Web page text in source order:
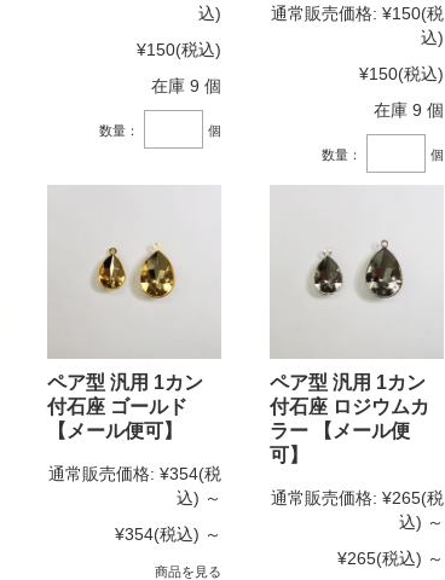
込)
¥150(税込)
在庫 9 個
数量： 個
通常販売価格: ¥150(税
込)
¥150(税込)
在庫 9 個
数量： 個
ペア型 汎用 1カン
付石座 ゴールド
【メール便可】
通常販売価格: ¥354(税
込) ～
¥354(税込) ～
商品を見る
ペア型 汎用 1カン
付石座 ロジウムカ
ラー 【メール便
可】
通常販売価格: ¥265(税
込) ～
¥265(税込) ～